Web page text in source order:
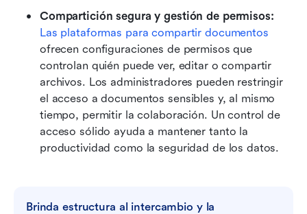
Compartición segura y gestión de permisos:
Las plataformas para compartir documentos
ofrecen configuraciones de permisos que
controlan quién puede ver, editar o compartir
archivos. Los administradores pueden restringir
el acceso a documentos sensibles y, al mismo
tiempo, permitir la colaboración. Un control de
acceso sólido ayuda a mantener tanto la
productividad como la seguridad de los datos.
Brinda estructura al intercambio y la